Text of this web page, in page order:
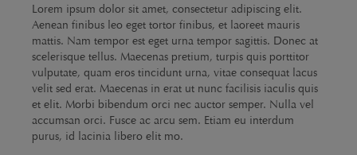
Lorem ipsum dolor sit amet, consectetur adipiscing elit.
Aenean finibus leo eget tortor finibus, et laoreet mauris
mattis. Nam tempor est eget urna tempor sagittis. Donec at
scelerisque tellus. Maecenas pretium, turpis quis porttitor
vulputate, quam eros tincidunt urna, vitae consequat lacus
velit sed erat. Maecenas in erat ut nunc facilisis iaculis quis
et elit. Morbi bibendum orci nec auctor semper. Nulla vel
accumsan orci. Fusce ac arcu sem. Etiam eu interdum
purus, id lacinia libero elit mo.